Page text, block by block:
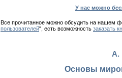
У нас можно
Все прочитанное можно обсудить на нашем
пользователей", есть возможность заказать
А.
Основы